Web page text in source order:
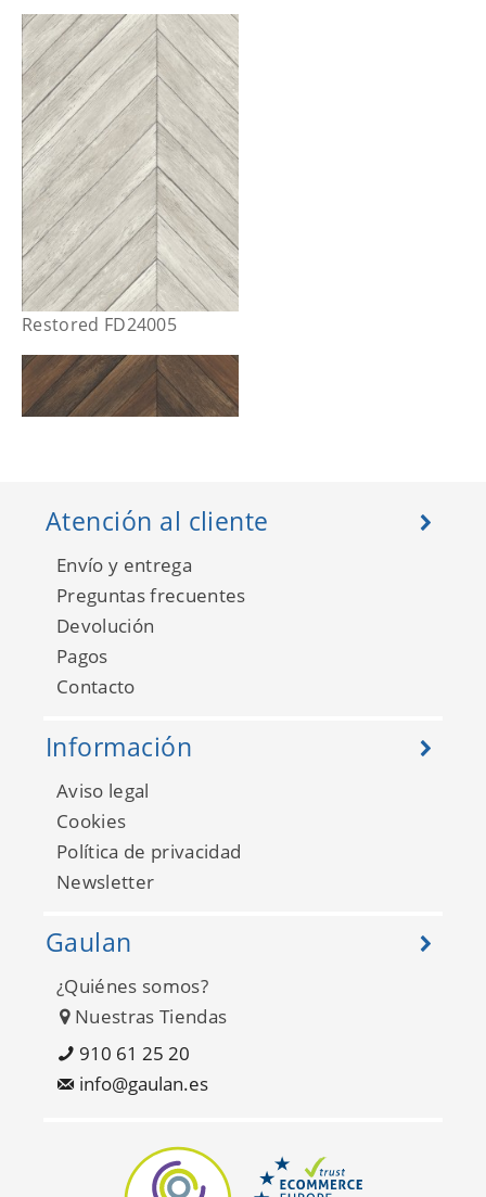
Restored FD24005
Restored FD24007
Restored FD24008
Atención al cliente
Envío y entrega
Preguntas frecuentes
Devolución
Pagos
Contacto
Información
Aviso legal
Cookies
Política de privacidad
Newsletter
Gaulan
¿Quiénes somos?
Nuestras Tiendas
910 61 25 20
info@gaulan.es